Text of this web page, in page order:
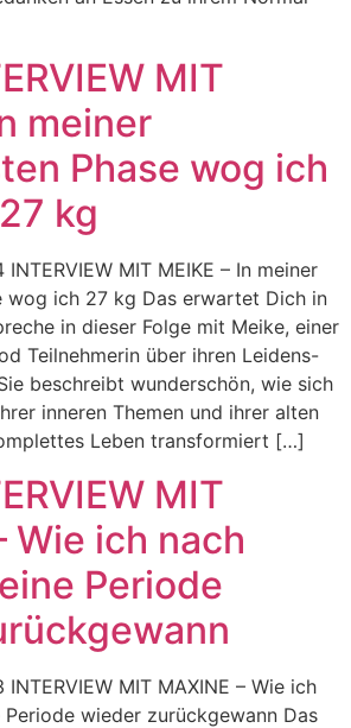
MIT
meiner
Phase wog ich
kg
MIT MEIKE – In meiner
wog ich 27 kg Das erwartet Dich in
in dieser Folge mit Meike, einer
Teilnehmerin über ihren Leidens-
beschreibt wunderschön, wie sich
inneren Themen und ihrer alten
Leben transformiert […]
MIT
Wie ich nach
Periode
MIT MAXINE – Wie ich
Periode wieder zurückgewann Das